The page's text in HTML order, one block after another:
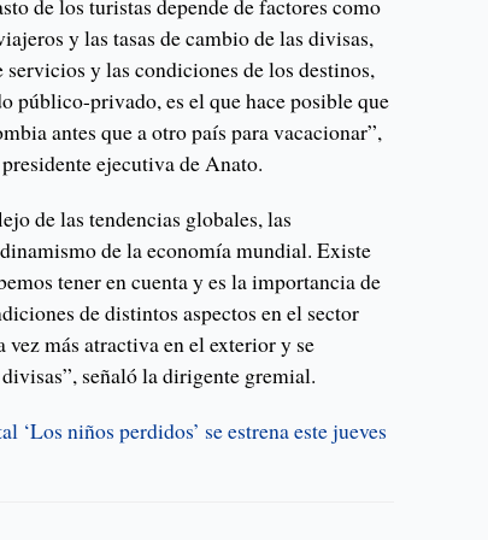
y las tasas de cambio de las divisas,
y las condiciones de los destinos,
público-privado, es el que hace posible que
antes que a otro país para vacacionar”,
ejecutiva de Anato.
de las tendencias globales, las
de la economía mundial. Existe
tener en cuenta y es la importancia de
de distintos aspectos en el sector
vez más atractiva en el exterior y se
señaló la dirigente gremial.
‘Los niños perdidos’ se estrena este jueves